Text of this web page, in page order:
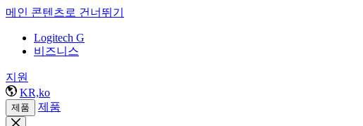
메인 콘텐츠로 건너뛰기
Logitech G
비즈니스
지원
KR,ko
제품 제품